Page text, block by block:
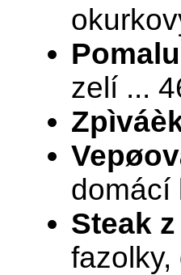
zelí ...
domácí
Steak
fazolky,